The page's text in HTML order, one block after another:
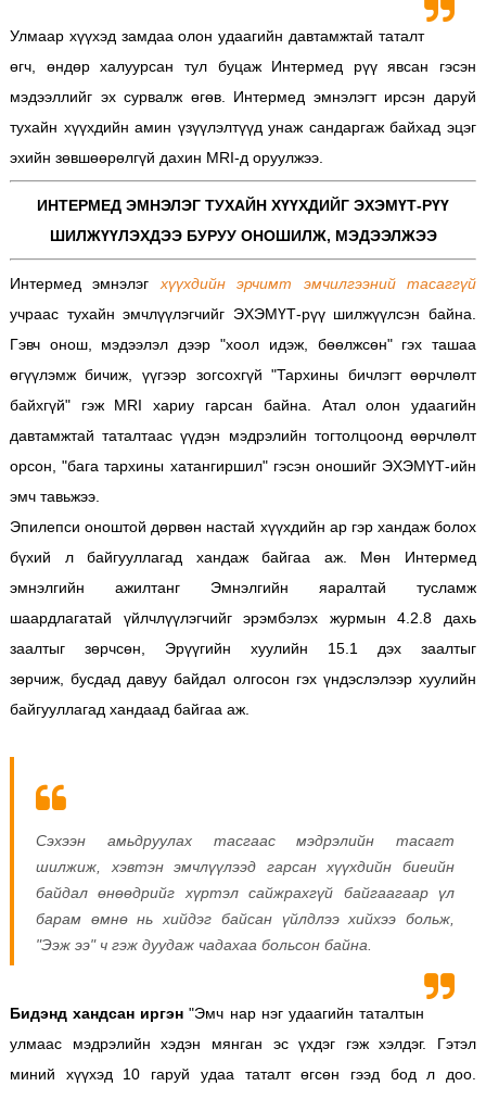
Улмаар хүүхэд замдаа олон удаагийн давтамжтай таталт
өгч, өндөр халуурсан тул буцаж Интермед рүү явсан гэсэн
мэдээллийг эх сурвалж өгөв. Интермед эмнэлэгт ирсэн даруй
тухайн хүүхдийн амин үзүүлэлтүүд унаж сандаргаж байхад эцэг
эхийн зөвшөөрөлгүй дахин MRI-д оруулжээ.
ИНТЕРМЕД ЭМНЭЛЭГ ТУХАЙН ХҮҮХДИЙГ ЭХЭМҮТ-РҮҮ
ШИЛЖҮҮЛЭХДЭЭ БУРУУ ОНОШИЛЖ, МЭДЭЭЛЖЭЭ
Интермед эмнэлэг хүүхдийн эрчимт эмчилгээний тасаггүй
учраас тухайн эмчлүүлэгчийг ЭХЭМҮТ-рүү шилжүүлсэн байна.
Гэвч онош, мэдээлэл дээр "хоол идэж, бөөлжсөн" гэх ташаа
өгүүлэмж бичиж, үүгээр зогсохгүй "Тархины бичлэгт өөрчлөлт
байхгүй" гэж MRI хариу гарсан байна. Атал олон удаагийн
давтамжтай таталтаас үүдэн мэдрэлийн тогтолцоонд өөрчлөлт
орсон, "бага тархины хатангиршил" гэсэн оношийг ЭХЭМҮТ-ийн
эмч тавьжээ.
Эпилепси оноштой дөрвөн настай хүүхдийн ар гэр хандаж болох
бүхий л байгууллагад хандаж байгаа аж. Мөн Интермед
эмнэлгийн ажилтанг Эмнэлгийн яаралтай тусламж
шаардлагатай үйлчлүүлэгчийг эрэмбэлэх журмын 4.2.8 дахь
заалтыг зөрчсөн, Эрүүгийн хуулийн 15.1 дэх заалтыг
зөрчиж, бусдад давуу байдал олгосон гэх үндэслэлээр хуулийн
байгууллагад хандаад байгаа аж.
Сэхээн амьдруулах тасгаас мэдрэлийн тасагт
шилжиж, хэвтэн эмчлүүлээд гарсан хүүхдийн биеийн
байдал өнөөдрийг хүртэл сайжрахгүй байгаагаар үл
барам өмнө нь хийдэг байсан үйлдлээ хийхээ больж,
"Ээж ээ" ч гэж дуудаж чадахаа больсон байна.
Бидэнд хандсан иргэн"Эмч нар нэг удаагийн таталтын
улмаас мэдрэлийн хэдэн мянган эс үхдэг гэж хэлдэг. Гэтэл
миний хүүхэд 10 гаруй удаа таталт өгсөн гээд бод л доо.